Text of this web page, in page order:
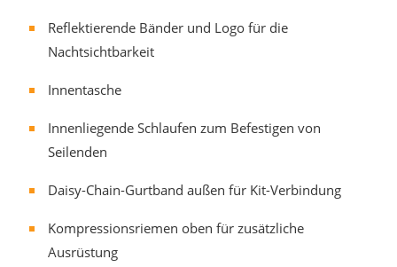
Reflektierende Bänder und Logo für die
Nachtsichtbarkeit
Innentasche
Innenliegende Schlaufen zum Befestigen von
Seilenden
Daisy-Chain-Gurtband außen für Kit-Verbindung
Kompressionsriemen oben für zusätzliche
Ausrüstung